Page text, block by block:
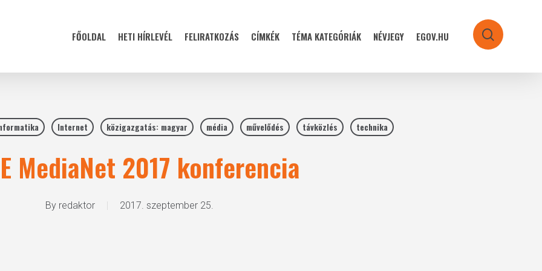
FŐOLDAL HETI HÍRLEVÉL FELIRATKOZÁS CÍMKÉK TÉMA KATEGÓRIÁK NÉVJEGY EGOV.HU search
Internet közigazgatás: magyar média művelődés távközlés technika
MediaNet 2017 konferencia
By redaktor 2017. szeptember 25.